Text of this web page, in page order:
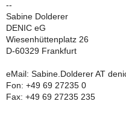
--
Sabine Dolderer
DENIC eG
Wiesenhüttenplatz 26
D-60329 Frankfurt
eMail: Sabine.Dolderer AT
Fon: +49 69 27235 0
Fax: +49 69 27235 235